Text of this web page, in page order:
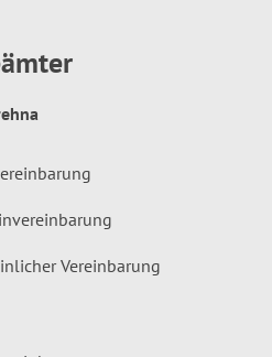
Vereinbarung